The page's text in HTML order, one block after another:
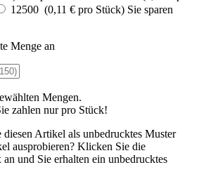
12500 (0,11 € pro Stück) Sie sparen
Menge an
Mengen.
zahlen nurpro Stück!
diesen Artikel als unbedrucktes Muster
ausprobieren? Klicken Sie die
und Sie erhalten ein unbedrucktes